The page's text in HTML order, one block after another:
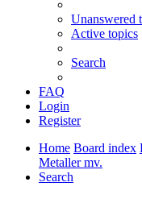
Unanswered
Active topics
Search
FAQ
Login
Register
Home Board index
Metaller mv.
Search